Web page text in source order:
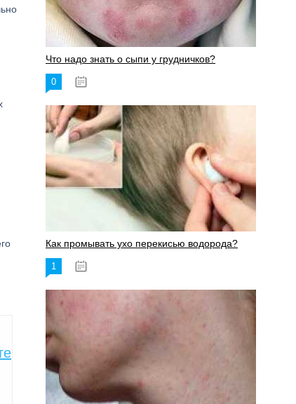
Что надо знать о сыпи у грудничков?
0
Как промывать ухо перекисью водорода?
1